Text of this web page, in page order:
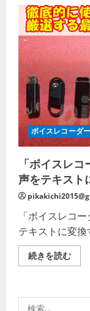
ー
ボイスレコーダー
「ボイスレ
声をテキスト
「ボイスレコ
テキストに変
続きを読む「ボ
イ
ー